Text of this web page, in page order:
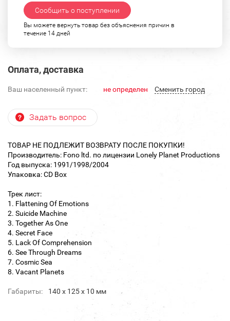
Сообщить о поступлении
Вы можете вернуть товар без объяснения причин в
течение 14 дней
Оплата, доставка
Ваш населенный пункт: не определен Cменить город
Задать вопрос
ТОВАР НЕ ПОДЛЕЖИТ ВОЗВРАТУ ПОСЛЕ ПОКУПКИ!
Производитель: Fono ltd. по лицензии Lonely Planet Productions
Год выпуска: 1991/1998/2004
Упаковка: CD Box
Трек лист:
1. Flattening Of Emotions
2. Suicide Machine
3. Together As One
4. Secret Face
5. Lack Of Comprehension
6. See Through Dreams
7. Cosmic Sea
8. Vacant Planets
Габариты: 140 х 125 х 10 мм